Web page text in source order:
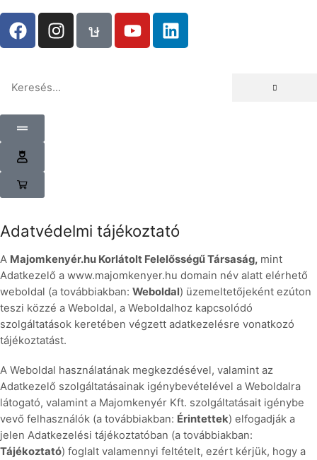
Adatvédelmi tájékoztató
A Majomkenyér.hu Korlátolt Felelősségű Társaság, mint
Adatkezelő a www.majomkenyer.hu domain név alatt elérhető
weboldal (a továbbiakban: Weboldal) üzemeltetőjeként ezúton
teszi közzé a Weboldal, a Weboldalhoz kapcsolódó
szolgáltatások keretében végzett adatkezelésre vonatkozó
tájékoztatást.
A Weboldal használatának megkezdésével, valamint az
Adatkezelő szolgáltatásainak igénybevételével a Weboldalra
látogató, valamint a Majomkenyér Kft. szolgáltatásait igénybe
vevő felhasználók (a továbbiakban: Érintettek) elfogadják a
jelen Adatkezelési tájékoztatóban (a továbbiakban:
Tájékoztató) foglalt valamennyi feltételt, ezért kérjük, hogy a